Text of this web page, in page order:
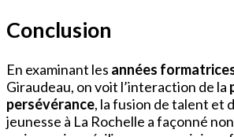
Conclusion
En examinant les années
Giraudeau, on voit l’interaction de la
persévérance, la fusion de talent et
jeunesse à La Rochelle a façonné